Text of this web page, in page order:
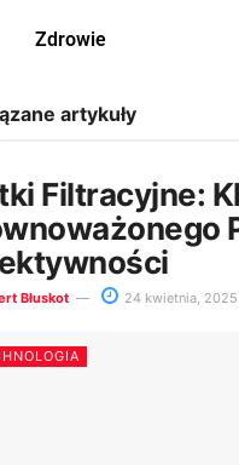
Zdrowie
artykuły
Filtracyjne:
Błuskot 24 kwietnia, 2025